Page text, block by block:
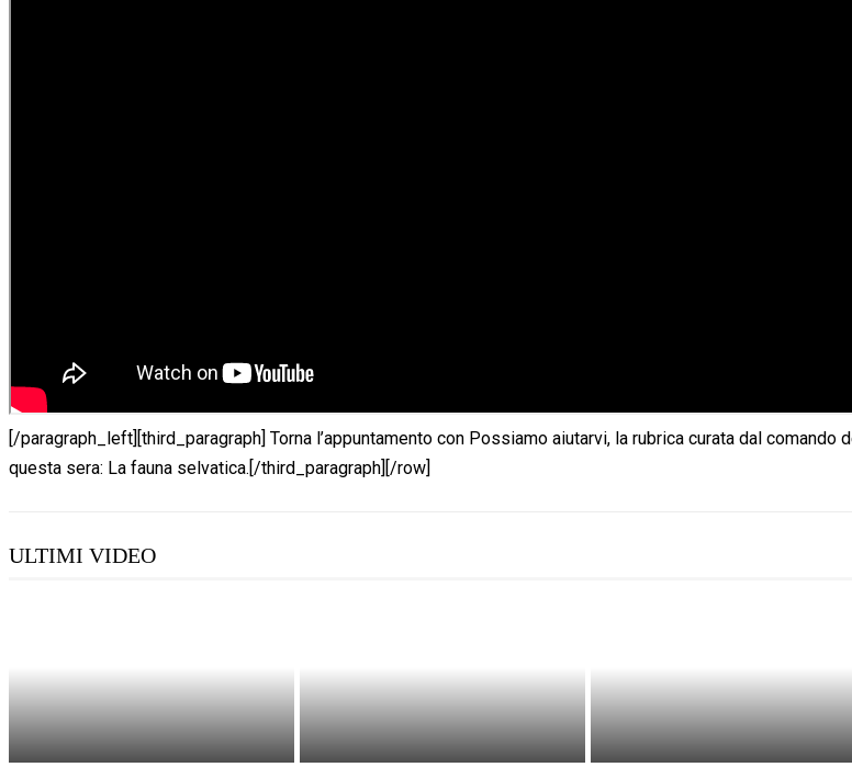
[/paragraph_left][third_paragraph] Torna l’appuntamento con Possiamo aiutarvi, la rubrica curata dal comando
questa sera: La fauna selvatica.[/third_paragraph][/row]
ULTIMI VIDEO